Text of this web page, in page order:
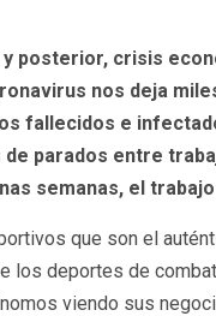
posterior, crisis
nos deja
fallecidos e
parados entre
semanas, el
que son el
los deportes de
viendo sus